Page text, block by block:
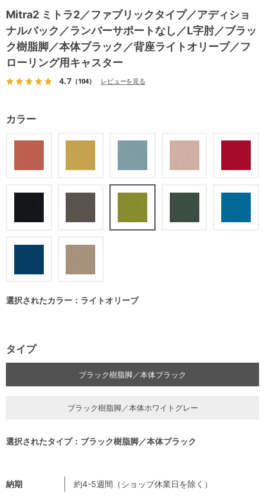
Mitra2 ミトラ2／ファブリックタイプ／アディショ
ナルバック／ランバーサポートなし／L字肘／ブラッ
ク樹脂脚／本体ブラック／背座ライトオリーブ／フ
ローリング用キャスター
4.7（104） レビューを見る
納期
約4-5週間（ショップ休業日を除く）
カラー
選択されたカラー：ライトオリーブ
タイプ
ブラック樹脂脚／本体ブラック
ブラック樹脂脚／本体ホワイトグレー
選択されたタイプ：ブラック樹脂脚／本体ブラック